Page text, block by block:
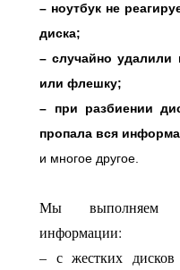
– ноутбук не
диска;
– случайно
или флешку;
– при разбиении
пропала вся
и многое другое.
Мы выполняем
информации:
– с жестких дисков